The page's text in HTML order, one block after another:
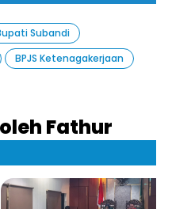
Subandi
BPJS Ketenagakerjaan
Fathur